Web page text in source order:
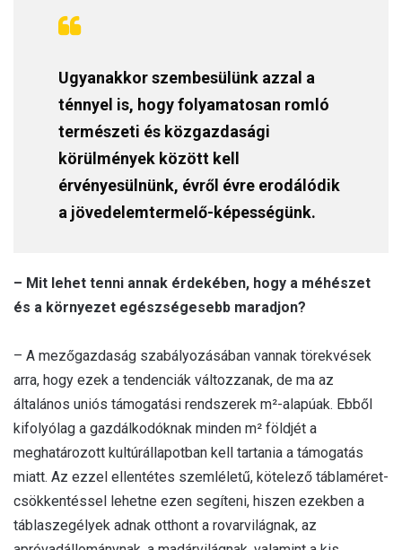
Ugyanakkor szembesülünk azzal a
ténnyel is, hogy folyamatosan romló
természeti és közgazdasági
körülmények között kell
érvényesülnünk, évről évre erodálódik
a jövedelemtermelő-képességünk.
– Mit lehet tenni annak érdekében, hogy a méhészet
és a környezet egészségesebb maradjon?
– A mezőgazdaság szabályozásában vannak törekvések
arra, hogy ezek a tendenciák változzanak, de ma az
általános uniós támogatási rendszerek m²-alapúak. Ebből
kifolyólag a gazdálkodóknak minden m² földjét a
meghatározott kultúrállapotban kell tartania a támogatás
miatt. Az ezzel ellentétes szemléletű, kötelező táblaméret-
csökkentéssel lehetne ezen segíteni, hiszen ezekben a
táblaszegélyek adnak otthont a rovarvilágnak, az